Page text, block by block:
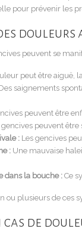
pour prévenir les
douleurs
peuvent se
peut être aiguë,
saignements
peuvent être
gencives peuvent
: Les gencives
: Une mauvaise
dans la bouche : Ce
ou plusieurs de ces
de